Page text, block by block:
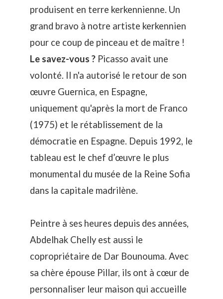
produisent en terre kerkennienne. Un
grand bravo à notre artiste kerkennien
pour ce coup de pinceau et de maître !
Le savez-vous ? Picasso avait une
volonté. Il n'a autorisé le retour de son
œuvre Guernica, en Espagne,
uniquement qu'après la mort de Franco
(1975) et le rétablissement de la
démocratie en Espagne. Depuis 1992, le
tableau est le chef d’œuvre le plus
monumental du musée de la Reine Sofia
dans la capitale madrilène.
Peintre à ses heures depuis des années,
Abdelhak Chelly est aussi le
copropriétaire de Dar Bounouma. Avec
sa chère épouse Pillar, ils ont à cœur de
personnaliser leur maison qui accueille